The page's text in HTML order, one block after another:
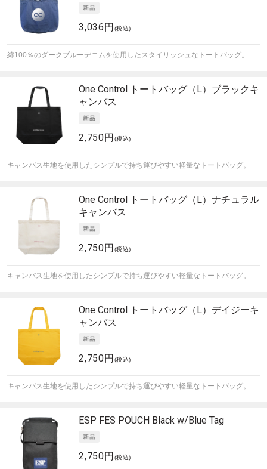
3,036円 (税込)
綿100％のダークブルーデニムを使用したスタイリッシュなトートバッグ。
One Control トートバッグ（L）ブラックキ
ャンバス
2,750円 (税込)
キャンバス生地を使用したシンプルで持ち運びやすい軽量なトートバッグ。
One Control トートバッグ（L）ナチュラル
キャンバス
2,750円 (税込)
キャンバス生地を使用したシンプルで持ち運びやすい軽量なトートバッグ。
One Control トートバッグ（L）デイジーキ
ャンバス
2,750円 (税込)
キャンバス生地を使用したシンプルで持ち運びやすい軽量なトートバッグ。
ESP FES POUCH Black w/Blue Tag
2,750円 (税込)